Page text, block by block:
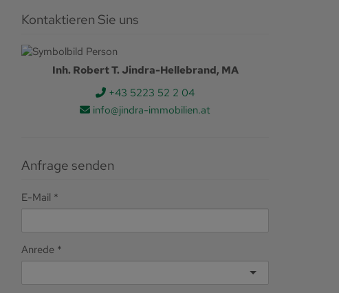
Kontaktieren Sie uns
Inh. Robert T. Jindra-Hellebrand, MA
+43 5223 52 2 04
info@jindra-immobilien.at
Anfrage senden
E-Mail
Anrede